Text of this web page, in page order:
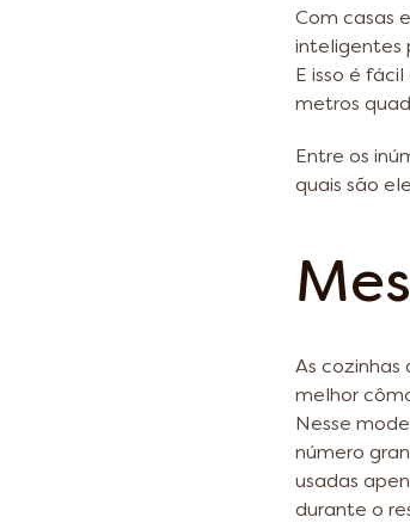
Com casas
inteligentes
E isso é
metros
Entre os
quais são
As cozinhas
melhor
Nesse
número
usadas
durante o